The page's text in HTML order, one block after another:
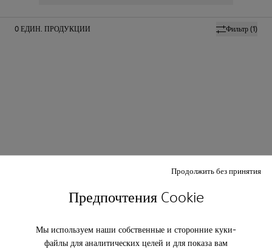
Предпочтения Cookie
Мы используем наши собственные и сторонние куки-
файлы для аналитических целей и для показа вам
Продолжить без принятия
Фильтр(1)
0ЕДИН. ПРОДУКЦИИ
ПОДПИШИТЕСЬ И ПОЛУЧИТЕ
СКИДКУ 10%